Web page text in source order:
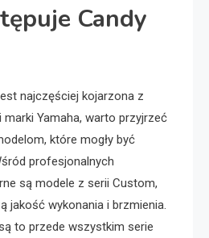
Candy
najczęściej kojarzona z
Yamaha, warto przyjrzeć
które mogły być
profesjonalnych
są modele z serii Custom,
jakość wykonania i brzmienia.
to przede wszystkim serie